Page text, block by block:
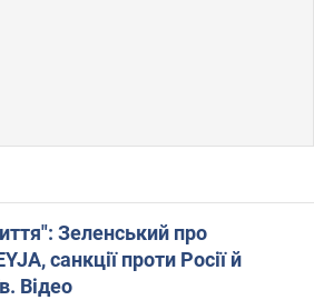
Зеленський про
санкції проти Росії й
Відео